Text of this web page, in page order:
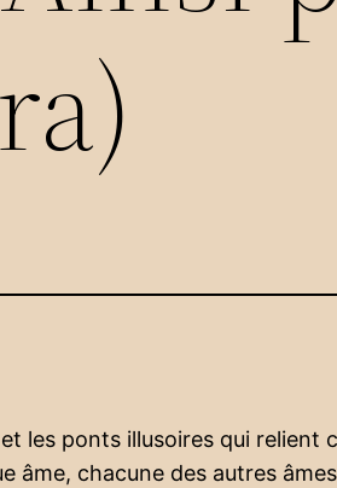
les ponts illusoires qui relient
âme, chacune des autres